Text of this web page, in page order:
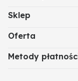
Sklep
Oferta
Metody